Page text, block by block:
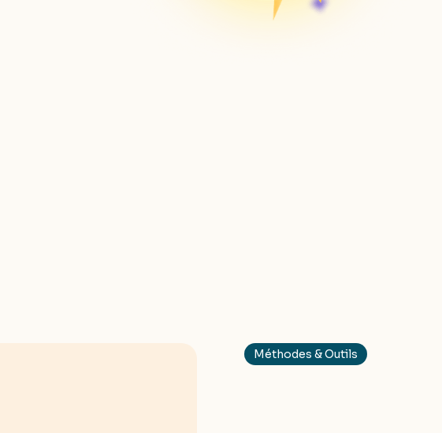
Méthodes & Outils